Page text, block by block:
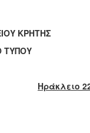
ΚΡΗΤΗΣ
Ηράκλειο